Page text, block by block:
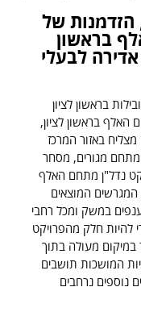
הזדמנות של
בראשון
לבעלי
בראשון לציון
בראשון לציון,
באזור המרכז
מגורים, מסחר
נדל"ן מתחם האלף
המגרשים המוצאים
במשק ומכל רחבי
להיות חלק מהפרויקט
מעולה בתוך
המושכות תושבים
נוספים נרחבים